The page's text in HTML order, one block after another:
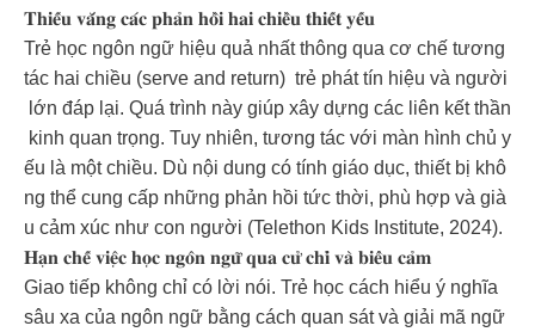
𝐓𝐡𝐢𝐞̂́𝐮 𝐯𝐚̆́𝐧𝐠 𝐜𝐚́𝐜 𝐩𝐡𝐚̉𝐧 𝐡𝐨̂̀𝐢 𝐡𝐚𝐢 𝐜𝐡𝐢𝐞̂̀𝐮 𝐭𝐡𝐢𝐞̂́𝐭 𝐲𝐞̂́𝐮
Trẻ học ngôn ngữ hiệu quả nhất thông qua cơ chế tương
tác hai chiều (serve and return) trẻ phát tín hiệu và người
lớn đáp lại. Quá trình này giúp xây dựng các liên kết thần
kinh quan trọng. Tuy nhiên, tương tác với màn hình chủ y
ếu là một chiều. Dù nội dung có tính giáo dục, thiết bị khô
ng thể cung cấp những phản hồi tức thời, phù hợp và già
u cảm xúc như con người (Telethon Kids Institute, 2024).
𝐇𝐚̣𝐧 𝐜𝐡𝐞̂́ 𝐯𝐢𝐞̣̂𝐜 𝐡𝐨̣𝐜 𝐧𝐠𝐨̂𝐧 𝐧𝐠𝐮̛̃ 𝐪𝐮𝐚 𝐜𝐮̛̉ 𝐜𝐡𝐢̉ 𝐯𝐚̀ 𝐛𝐢𝐞̂̉𝐮 𝐜𝐚̉𝐦
Giao tiếp không chỉ có lời nói. Trẻ học cách hiểu ý nghĩa
sâu xa của ngôn ngữ bằng cách quan sát và giải mã ngữ